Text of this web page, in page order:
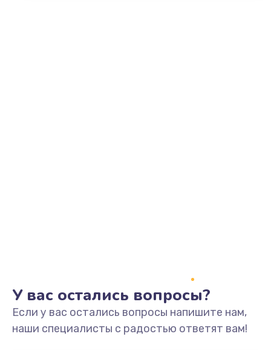
У вас остались вопросы?
Если у вас остались вопросы напишите нам,
наши специалисты с радостью ответят вам!